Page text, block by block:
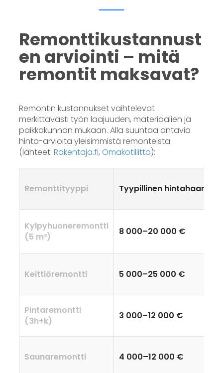
Remonttikustannust
en arviointi – mitä
remontit maksavat?
Remontin kustannukset vaihtelevat
merkittävästi työn laajuuden, materiaalien ja
paikkakunnan mukaan. Alla suuntaa antavia
hinta-arvioita yleisimmistä remonteista
(lähteet: Rakentaja.fi, Omakotiliitto):
Remonttityyppi Tyypillinen
Kylpyhuoneremontti
(5 m²)
8 000–20 000 €
Keittiöremontti 5 000–25 000 €
Pintaremontti
(3h+k)
3 000–12 000 €
Saunaremontti 4 000–12 000 €